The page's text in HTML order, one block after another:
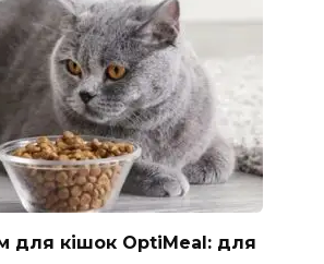
для кішок OptiMeal: для